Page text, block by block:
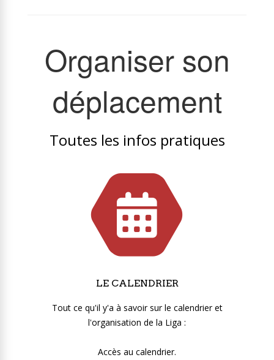
Organiser son
déplacement
Toutes les infos pratiques
LE CALENDRIER
Tout ce qu'il y'a à savoir sur le calendrier et
l'organisation de la Liga :
Accès au calendrier.